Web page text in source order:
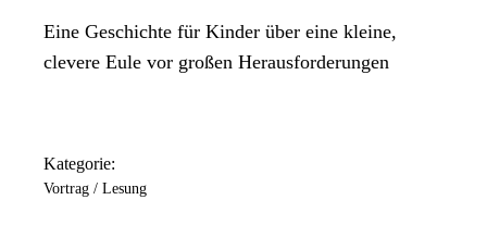
Eine Geschichte für Kinder über eine kleine,
clevere Eule vor großen Herausforderungen
Kategorie:
Vortrag / Lesung